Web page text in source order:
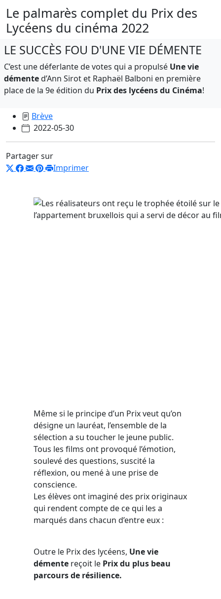
Le palmarès complet du Prix des
Lycéens du cinéma 2022
LE SUCCÈS FOU D'UNE VIE DÉMENTE
C’est une déferlante de votes qui a propulsé Une vie
démented’Ann Sirot et Raphaël Balboni en première
place de la 9e édition du Prix des lycéens du Cinéma!
Brève
2022-05-30
Partager sur
Imprimer
Même si le principe d’un Prix veut qu’on
désigne un lauréat, l’ensemble de la
sélection a su toucher le jeune public.
Tous les films ont provoqué l’émotion,
soulevé des questions, suscité la
réflexion, ou mené à une prise de
conscience.
Les élèves ont imaginé des prix originaux
qui rendent compte de ce qui les a
marqués dans chacun d’entre eux :
Outre le Prix des lycéens, Une vie
démente reçoit le Prix du plus beau
parcours de résilience.